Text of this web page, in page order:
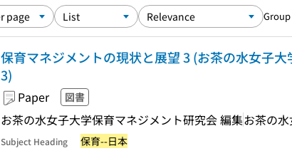
保育マネジメントの現状と展望 3 (お茶の水女子
3)
Paper 図書
お茶の水女子大学保育マネジメント研究会 編集お茶の
Subject Heading 保育--日本